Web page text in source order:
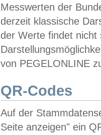
Messwerten der
derzeit klassische
der Werte findet
von PEGELONLINE
QR-Codes
Auf der
Seite anzeigen" ein